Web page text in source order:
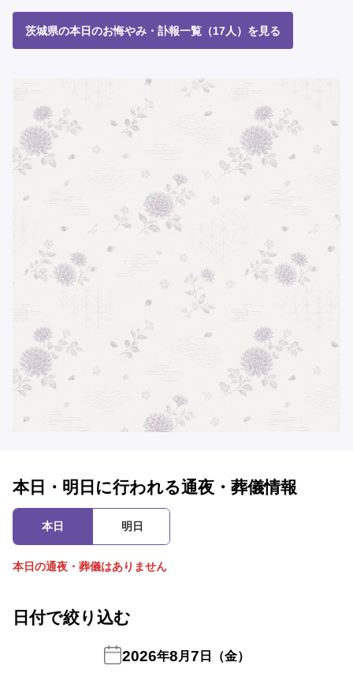
茨城県の本日のお悔やみ・訃報一覧（17人）を見る
本日・明日に行われる通夜・葬儀情報
本日 明日
本日の通夜・葬儀はありません
日付で絞り込む
2026年8 月 7 日（金）